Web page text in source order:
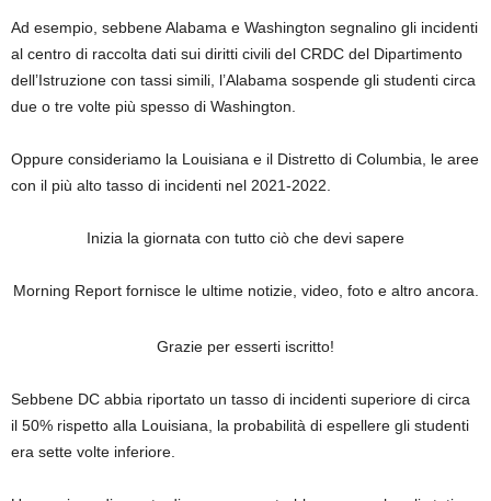
Ad esempio, sebbene Alabama e Washington segnalino gli incidenti
al centro di raccolta dati sui diritti civili del CRDC del Dipartimento
dell’Istruzione con tassi simili, l’Alabama sospende gli studenti circa
due o tre volte più spesso di Washington.
Oppure consideriamo la Louisiana e il Distretto di Columbia, le aree
con il più alto tasso di incidenti nel 2021-2022.
Inizia la giornata con tutto ciò che devi sapere
Morning Report fornisce le ultime notizie, video, foto e altro ancora.
Grazie per esserti iscritto!
Sebbene DC abbia riportato un tasso di incidenti superiore di circa
il 50% rispetto alla Louisiana, la probabilità di espellere gli studenti
era sette volte inferiore.